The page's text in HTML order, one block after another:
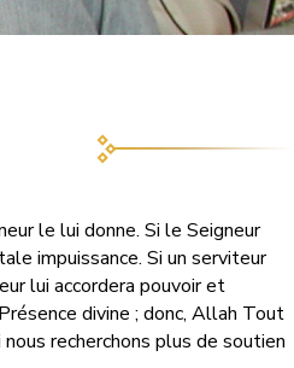
le lui donne. Si le Seigneur
impuissance. Si un serviteur
lui accordera pouvoir et
divine ; donc, Allah Tout
recherchons plus de soutien